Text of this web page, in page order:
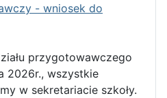
- wniosek do
przygotowawczego
2026r., wszystkie
w sekretariacie szkoły.